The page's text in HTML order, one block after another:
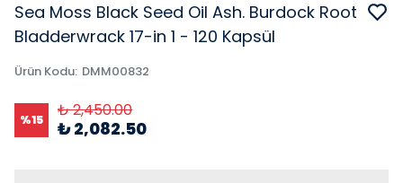
Sea Moss Black Seed Oil Ash. Burdock Root
Bladderwrack 17-in 1 - 120 Kapsül
Ürün Kodu: DMM00832
%15 ₺ 2,450.00
₺ 2,082.50